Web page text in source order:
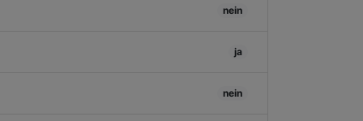
nein
ja
nein